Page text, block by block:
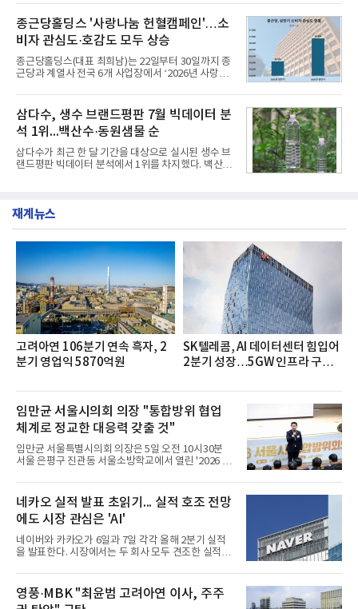
서도
부터 30일까지 서울 원센티널 NH농협캐피탈타워 22
층에서 운영했다고 31일 밝혔다.이번 프로그램은 경
영지원부 홍보팀과 2026년 새로이(e)＊가 공동 주관
했으며, ▲팀장·부장(7.27), ▲계장·주임(7.28), ▲과
장·차장(7.29), ▲대리(7.30) 등 직급별로 총 4회에 걸
쳐 진행됐다.참고로 새로이(e)는 NH농협캐피탈 MZ
세대들로(과장~계장) 구성된 자율 참여조직으로, 조
반에 전파하는 역할
종근당홀딩스 '사랑나눔 헌혈캠페인'…소
비자 관심도·호감도 모두 상승
종근당홀딩스(대표 최희남)는 22일부터 30일까지 종
근당과 계열사 전국 6개 사업장에서 ‘2026년 사랑나
인은 장마와 폭염, 여름휴가 등으로 헌혈 참여가 줄어
드는 시기에 안정적 혈액 수급에 기여하고 생명나눔
문화를 확산하기 위해 마련됐다.캠페인은 종근당 천
안공장을 시작으로 ▲효종연구소 ▲종근당바이오 안
산공장 ▲경보제약 아산본사 ▲종근당건강 당진공장
▲종근당 본사 등 전국 6개 사업장에서 릴레이 방식
으로 이어졌다.캠페인 기간에는 임직원의 참여를 독
증을 한국백혈병
삼다수, 생수 브랜드평판 7월 빅데이터 분
석 1위...백산수·동원샘물 순
삼다수가 최근 한 달 기간을 대상으로 실시된 생수 브
랜드평판 빅데이터 분석에서 1위를 차지했다. 백산수
까지 수집된 소비자 빅데이터 3,702,555건을 분석한
터는 지난 4월(3,435,836건) 대비 7.76% 증가한 수
치다.연구소에 따르면 7월 생수 브랜드평판 순위는 삼
다수, 백산수, 동원샘물, 스파클, 아이시스, 에비앙,
몽베스트, 크리스탈, 풀무원샘물, 평창수, 지리산수,
진로 석수,
재계뉴스
고려아연 106분기 연속 흑자, 2
분기 영업익 5870억원
SK텔레콤, AI 데이터센터 힘입어
2분기 성장…5GW 인프라 구축
임만균 서울시의회 의장 "통합방위 협업
체계로 정교한 대응력 갖출 것"
임만균 서울특별시의회 의장은 5일 오전 10시30분
서울 은평구 진관동 서울소방학교에서 열린 '2026 서
하고 통합방위 태세를 점검했다.이날 회의는 서울시
와 서울시의회, 소방, 군·경의 협업 체계를 점검하고
공동 대응 역량을 높이기 위해 열렸다.임 의장은 회의
에 앞서 국가정보원과 수도방위사령부의 발표를 들었
다. 화재를 감지하고 물을 뿌릴 수 있는 드론 장비와
네 발로 걷는 로봇 등 전시 장비 시연도 참관했다.임
의장은 "오늘 '통합방위 사태 공동 대응 업무협약'으
운 일상을
네카오 실적 발표 초읽기... 실적 호조 전망
에도 시장 관심은 'AI'
네이버와 카카오가 6일과 7일 각각 올해 2분기 실적
을 발표한다. 시장에서는 두 회사 모두 견조한 실적을
이후 본격화될 인공지능(AI) 수익화 성과에 쏠리고 있
다. AI 서비스가 실제 매출과 이익으로 연결되는지를
입증해야 기업가치 재평가가 가능하다는 시각이다.5
영풍·MBK "최윤범 고려아연 이사, 주주